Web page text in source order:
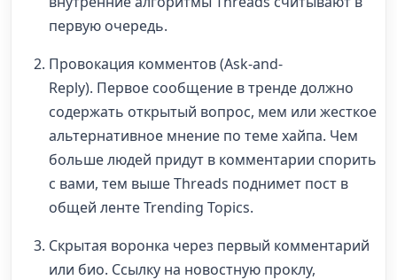
первую очередь.
Провокация комментов (Ask-and-
Reply). Первое сообщение в тренде должно
содержать открытый вопрос, мем или жесткое
альтернативное мнение по теме хайпа. Чем
больше людей придут в комментарии спорить
с вами, тем выше Threads поднимет пост в
общей ленте Trending Topics.
Скрытая воронка через первый комментарий
или био. Ссылку на новостную проклу,